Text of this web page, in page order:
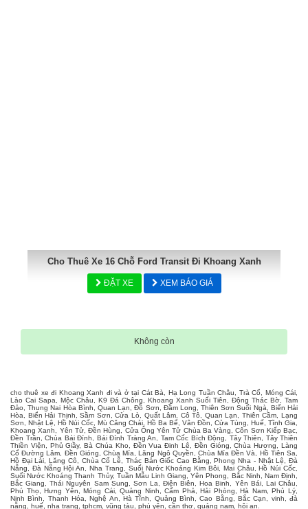
Cho Thuê Xe 16 Chỗ Ford Transit Đi Khoang Xanh
ĐẶT XE XEM BÁO GIÁ
Không còn
cho thuê xe đi Khoang Xanh đi và ở tại Cát Bà, Hạ Long Tuần Châu, Trà Cổ, Móng Cái,
Lào Cai Sapa, Mộc Châu, K9 Đá Chông, Khoang Xanh Suối Tiên, Động Thác Bờ, Tam
Đảo, Thung Nai Hòa Bình, Quan Lạn, Đồ Sơn, Đầm Long, Thiên Sơn Suối Ngà, Biển Hải
Hòa, Biển Hải Thịnh, Sầm Sơn, Cửa Lò, Quất Lâm, Cô Tô, Quan Lạn, Thiên Cầm, Lạng
Sơn, Nhật Lệ, Hồ Núi Cốc, Mù Căng Chải, Hồ Ba Bể, Vân Đồn, Cửa Tùng, Huế, Tĩnh Gia,
Khoang Xanh, Yên Tử, Đền Hùng, Cửa Ông Yên Tử Chùa Ba Vàng, Côn Sơn Kiếp Bạc,
Đền Trần, Chùa Bái Đính, Bái Đính Tràng An, Tam Cốc Bích Động, Tây Thiên, Tây Thiên
Thiền Viện, Phủ Giầy, Bà Chúa Kho, Đền Vua Đinh Lê, Đền Gióng, Chùa Hương, Làng
Cổ Đường Lâm, Đền Gióng, Chùa Mía, Lăng Ngô Quyền, Chùa Mía Đền Và, Hồ Tiên Sa,
Hồ Đại Lải, Lăng Cô, Chùa Cổ Lễ, Thác Bản Giốc Cao Bằng, Phong Nha - Nhật Lệ, Đà
Nẵng, Đà Nẵng Hội An, Nha Trang, Suối Nước Khoáng Kim Bôi, Mai Châu, Hồ Núi Cốc,
Suối Nước Khoáng Thanh Thủy, Tuần Mẫu Linh Giang, Yên Phong, Bắc Ninh, Nam Định,
Bắc Giang, Thái Nguyên Sam Sung, Sơn La, Điện Biên, Hoa Binh, Yên Bái, Lai Châu,
Phú Thọ, Hưng Yên, Móng Cái, Quảng Ninh, Cẩm Phả, Hải Phòng, Hà Nam, Phủ Lý,
Ninh Bình, Thanh Hóa, Nghệ An, Hà Tĩnh, Quảng Bình, Cao Bằng, Bắc Cạn, vinh, đà
nẵng, huế, nha trang, tphcm, vũng tàu, phú yên, cần thơ, quảng nam, hội an.